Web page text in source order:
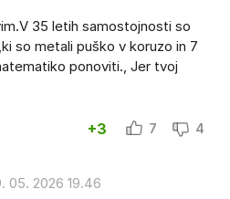
35 letih samostojnosti so
so metali puško v koruzo in 7
ponoviti., Jer tvoj
+3 7 4
05. 2026 19.46